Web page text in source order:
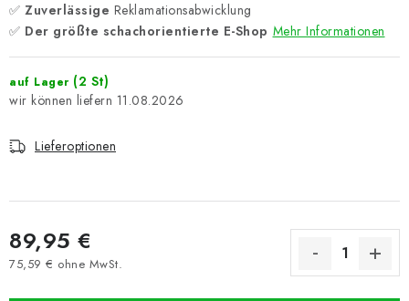
✅ Zuverlässige Reklamationsabwicklung
✅ Der größte schachorientierte E-Shop Mehr Informationen
auf Lager (2 St)
11.08.2026
Lieferoptionen
89,95 €
75,59 € ohne MwSt.